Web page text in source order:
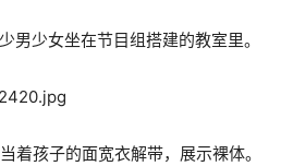
男少女坐在节目组搭建的教室里。
着孩子的面宽衣解带，展示裸体。